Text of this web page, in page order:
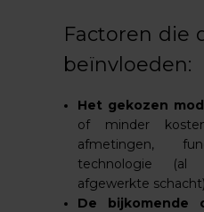
Factoren die
beïnvloeden:
Het gekozen
of minder
afmetingen,
technologie
afgewerkte
De bijkomende